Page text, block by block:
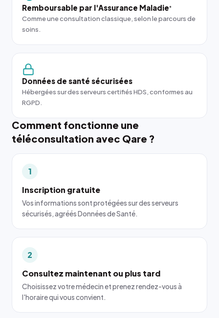
Remboursable par l'Assurance Maladie*
Comme une consultation classique, selon le parcours de
soins.
Données de santé sécurisées
Hébergées sur des serveurs certifiés HDS, conformes au
RGPD.
Comment fonctionne une
téléconsultation avec Qare ?
1
Inscription gratuite
Vos informations sont protégées sur des serveurs
sécurisés, agréés Données de Santé.
2
Consultez maintenant ou plus tard
Choisissez votre médecin et prenez rendez-vous à
l'horaire qui vous convient.